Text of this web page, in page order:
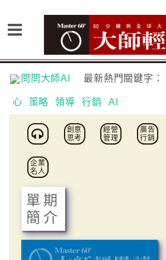
問問大師AI 最新熱門關鍵字：
心 策略 領導 行銷 AI
創意
思考
經營
管理
廣告
行銷
企業
名人
單期
簡介